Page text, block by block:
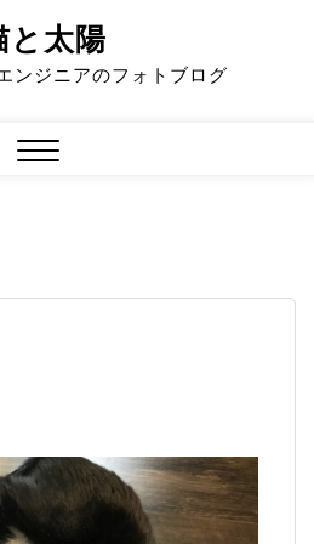
と太陽
ンジニアのフォトブログ